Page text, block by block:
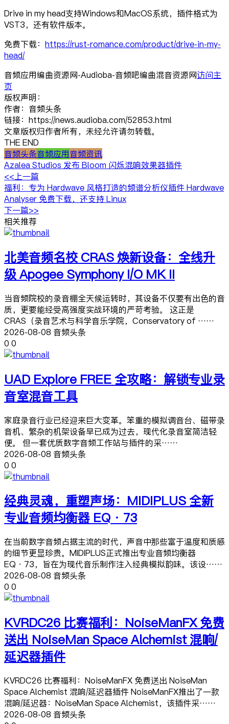
Drive in my head支持Windows和MacOS系统，插件格式为
VST3，还有软件版本。
免费下载： https://rust-romance.com/product/drive-in-my-
head/
音频应用编曲资源网-Audioba-音频吧编曲混音资源网访问主
页
版权声明：
作者：音频头条
链接：https://news.audioba.com/52853.html
文章版权归作者所有，未经允许请勿转载。
THE END
音频头条音频应用音频资讯
Azalea Studios 发布 Bloom 闪烁混响效果器插件
<<上一篇
福利：专为 Hardwave 风格打造的频谱分析仪插件 Hardwave
Analyser 免费下载，还支持 Linux
下一篇>>
相关推荐
北美音频名校 CRAS 焕新设备：全线升
级 Apogee Symphony I/O MK II
当音频院校的录音棚全天候运转时，其设备不仅要有出色的音
质，更要能经受高强度实战环境的严苛考验。 这正是
CRAS（录音艺术与科学音乐学院，Conservatory of ……
2026-08-08 音频头条
0 0
UAD Explore FREE 全攻略：解锁专业录
音室混音工具
家庭录音行业已经迎来巨大变革。笨重的模拟调音台、磁带录
音机、繁杂的机架设备早已成为过去，现代化录音室简洁轻
便。 但一套优质数字音频工作站与插件的采……
2026-08-08 音频头条
0 0
经典灵魂，重塑声场：MIDIPLUS 全新
专业音频均衡器 EQ·73
在当前数字音频占据主流的时代，声音中那些富于温度和质感
的细节更显珍贵。MIDIPLUS正式推出专业音频均衡器
EQ·73，旨在为现代音乐制作注入经典模拟韵味。该设……
2026-08-08 音频头条
0 0
KVRDC26 比赛福利：NoiseManFX 免费
送出 NoiseMan Space Alchemist 混响/
延迟器插件
KVRDC26 比赛福利：NoiseManFX 免费送出 NoiseMan
Space Alchemist 混响/延迟器插件 NoiseManFX推出了一款
混响/延迟器：NoiseMan Space Alchemist，该插件采……
2026-08-08 音频头条